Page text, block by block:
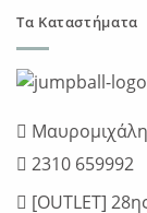
Τα Καταστήματα
2310 659992
[OUTLET]